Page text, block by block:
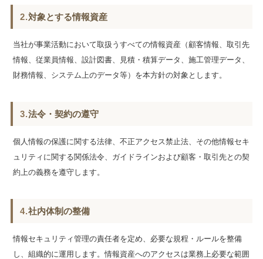
2.対象とする情報資産
当社が事業活動において取扱うすべての情報資産（顧客情報、取引先
情報、従業員情報、設計図書、見積・積算データ、施工管理データ、
財務情報、システム上のデータ等）を本方針の対象とします。
3.法令・契約の遵守
個人情報の保護に関する法律、不正アクセス禁止法、その他情報セキ
ュリティに関する関係法令、ガイドラインおよび顧客・取引先との契
約上の義務を遵守します。
4.社内体制の整備
情報セキュリティ管理の責任者を定め、必要な規程・ルールを整備
し、組織的に運用します。情報資産へのアクセスは業務上必要な範囲